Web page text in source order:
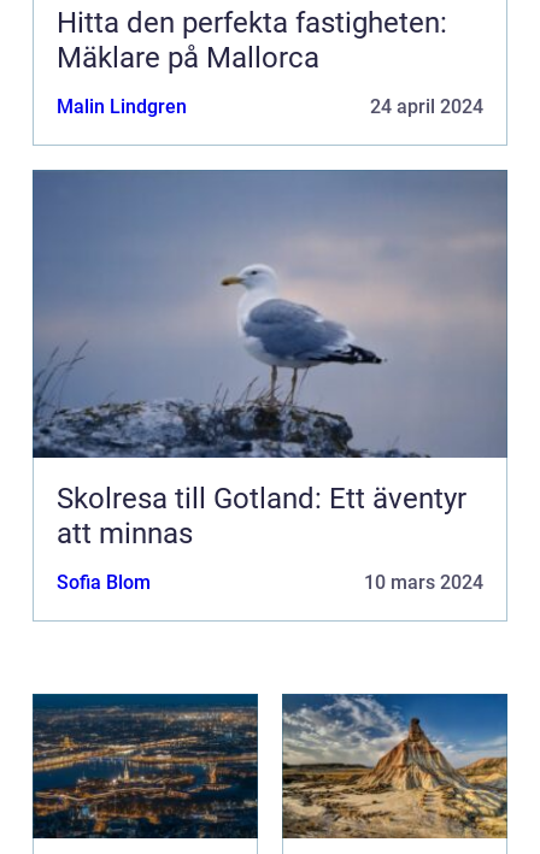
Hitta den perfekta fastigheten:
Mäklare på Mallorca
Malin Lindgren 24 april 2024
Skolresa till Gotland: Ett äventyr
att minnas
Sofia Blom 10 mars 2024